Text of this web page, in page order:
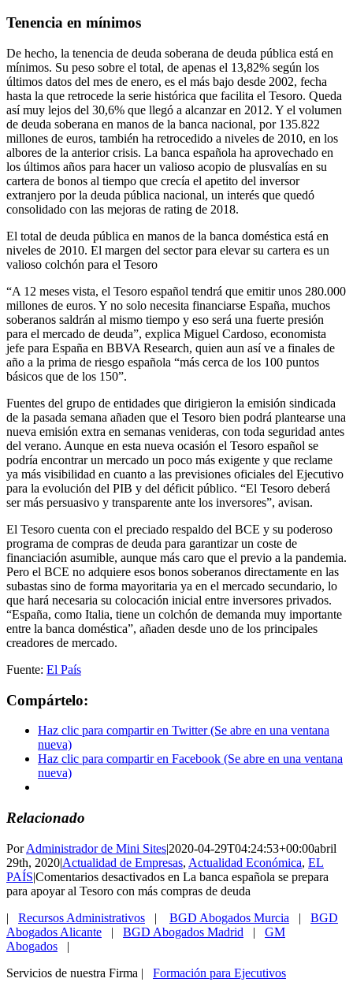
Tenencia en mínimos
De hecho, la tenencia de deuda soberana de deuda pública está en
mínimos. Su peso sobre el total, de apenas el 13,82% según los
últimos datos del mes de enero, es el más bajo desde 2002, fecha
hasta la que retrocede la serie histórica que facilita el Tesoro. Queda
así muy lejos del 30,6% que llegó a alcanzar en 2012. Y el volumen
de deuda soberana en manos de la banca nacional, por 135.822
millones de euros, también ha retrocedido a niveles de 2010, en los
albores de la anterior crisis. La banca española ha aprovechado en
los últimos años para hacer un valioso acopio de plusvalías en su
cartera de bonos al tiempo que crecía el apetito del inversor
extranjero por la deuda pública nacional, un interés que quedó
consolidado con las mejoras de rating de 2018.
El total de deuda pública en manos de la banca doméstica está en
niveles de 2010. El margen del sector para elevar su cartera es un
valioso colchón para el Tesoro
“A 12 meses vista, el Tesoro español tendrá que emitir unos 280.000
millones de euros. Y no solo necesita financiarse España, muchos
soberanos saldrán al mismo tiempo y eso será una fuerte presión
para el mercado de deuda”, explica Miguel Cardoso, economista
jefe para España en BBVA Research, quien aun así ve a finales de
año a la prima de riesgo española “más cerca de los 100 puntos
básicos que de los 150”.
Fuentes del grupo de entidades que dirigieron la emisión sindicada
de la pasada semana añaden que el Tesoro bien podrá plantearse una
nueva emisión extra en semanas venideras, con toda seguridad antes
del verano. Aunque en esta nueva ocasión el Tesoro español se
podría encontrar un mercado un poco más exigente y que reclame
ya más visibilidad en cuanto a las previsiones oficiales del Ejecutivo
para la evolución del PIB y del déficit público. “El Tesoro deberá
ser más persuasivo y transparente ante los inversores”, avisan.
El Tesoro cuenta con el preciado respaldo del BCE y su poderoso
programa de compras de deuda para garantizar un coste de
financiación asumible, aunque más caro que el previo a la pandemia.
Pero el BCE no adquiere esos bonos soberanos directamente en las
subastas sino de forma mayoritaria ya en el mercado secundario, lo
que hará necesaria su colocación inicial entre inversores privados.
“España, como Italia, tiene un colchón de demanda muy importante
entre la banca doméstica”, añaden desde uno de los principales
creadores de mercado.
Fuente: El País
Compártelo:
Haz clic para compartir en Twitter (Se abre en una ventana
nueva)
Haz clic para compartir en Facebook (Se abre en una ventana
nueva)
Relacionado
PorAdministrador de Mini Sites|2020-04-29T04:24:53+00:00abril
29th, 2020|Actualidad de Empresas, Actualidad Económica, EL
PAÍS|Comentarios desactivados en La banca española se prepara
para apoyar al Tesoro con más compras de deuda
| Recursos Administrativos | BGD Abogados Murcia | BGD
Abogados Alicante | BGD Abogados Madrid | GM
Abogados |
Servicios de nuestra Firma | Formación para Ejecutivos